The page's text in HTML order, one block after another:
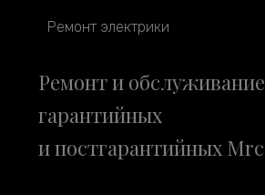
Ремонт электрики
Ремонт и обслуживание
гарантийных
и постгарантийных